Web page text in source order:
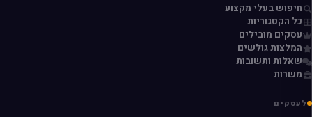
חיפוש בעלי מקצוע
כל הקטגוריות
עסקים מובילים
המלצות גולשים
שאלות ותשובות
משרות
לעסקים